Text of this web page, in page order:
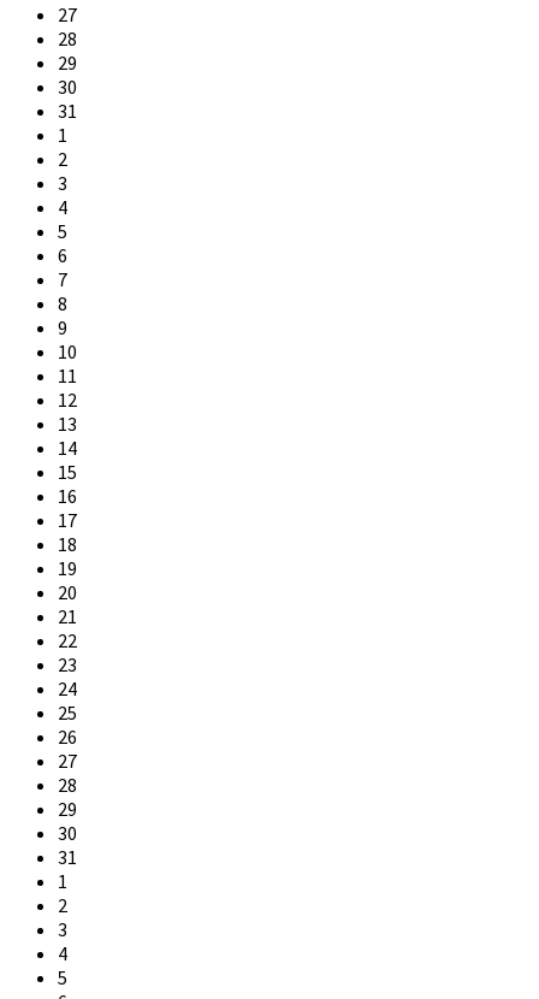
Skip
calendar
days
27
28
29
30
31
1
2
3
4
5
6
7
8
9
10
11
12
13
14
15
16
17
18
19
20
21
22
23
24
25
26
27
28
29
30
31
1
2
3
4
5